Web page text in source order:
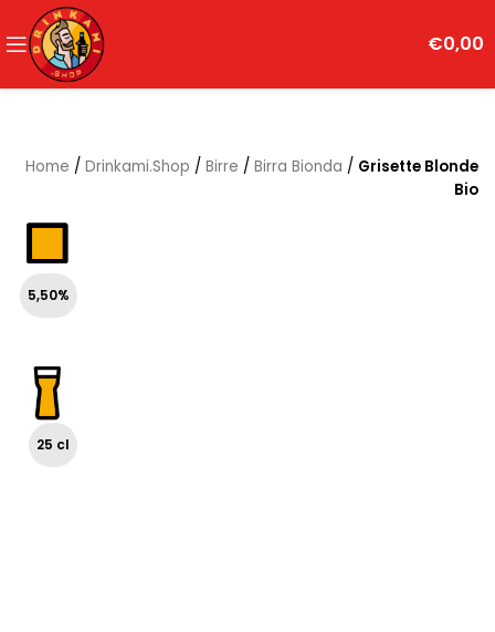
€0,00
Home / Drinkami.Shop / Birre / Birra Bionda / Grisette Blonde
Bio
5,50%
25 cl